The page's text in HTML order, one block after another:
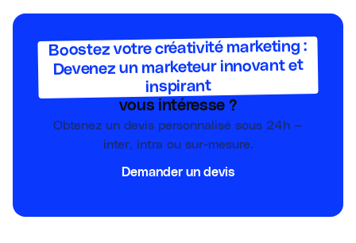
Boostez votre créativité marketing :
Devenez un marketeur innovant et
inspirant
vous intéresse ?
Obtenez un devis personnalisé sous 24h —
inter, intra ou sur-mesure.
Demander un devis